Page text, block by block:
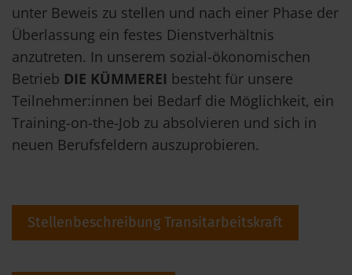
unter Beweis zu stellen und nach einer Phase der
Überlassung ein festes Dienstverhältnis
anzutreten. In unserem sozial-ökonomischen
Betrieb DIE KÜMMEREI besteht für unsere
Teilnehmer:innen bei Bedarf die Möglichkeit, ein
Training-on-the-Job zu absolvieren und sich in
neuen Berufsfeldern auszuprobieren.
Stellenbeschreibung Transitarbeitskraft